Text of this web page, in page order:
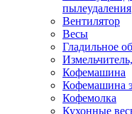
пылеудаления
Вентилятор
Весы
Гладильное
Кофемашина
Кофемашина
Кофемолка
Кухонные